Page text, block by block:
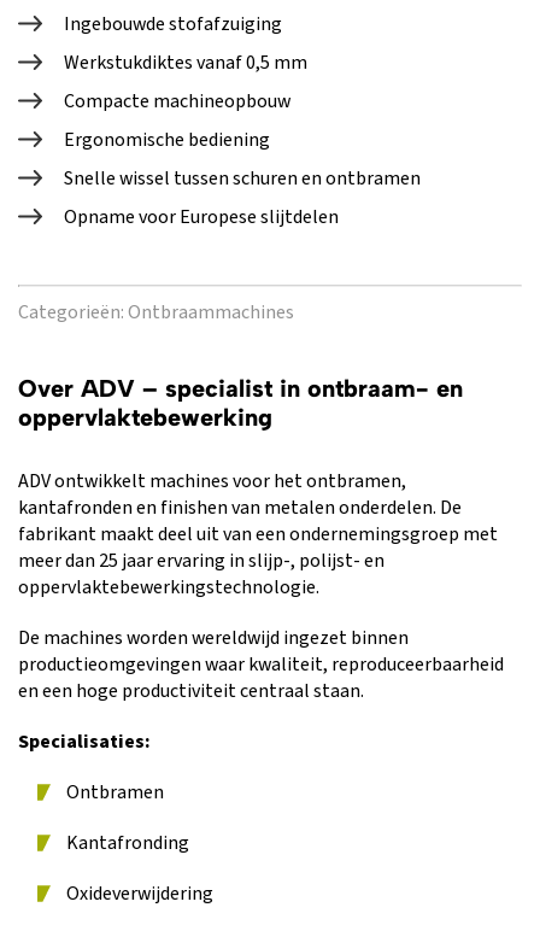
Ingebouwde stofafzuiging
Werkstukdiktes vanaf 0,5 mm
Compacte machineopbouw
Ergonomische bediening
Snelle wissel tussen schuren en ontbramen
Opname voor Europese slijtdelen
Categorieën:Ontbraammachines
Over ADV – specialist in ontbraam- en
oppervlaktebewerking
ADV ontwikkelt machines voor het ontbramen,
kantafronden en finishen van metalen onderdelen. De
fabrikant maakt deel uit van een ondernemingsgroep met
meer dan 25 jaar ervaring in slijp-, polijst- en
oppervlaktebewerkingstechnologie.
De machines worden wereldwijd ingezet binnen
productieomgevingen waar kwaliteit, reproduceerbaarheid
en een hoge productiviteit centraal staan.
Specialisaties:
Ontbramen
Kantafronding
Oxideverwijdering